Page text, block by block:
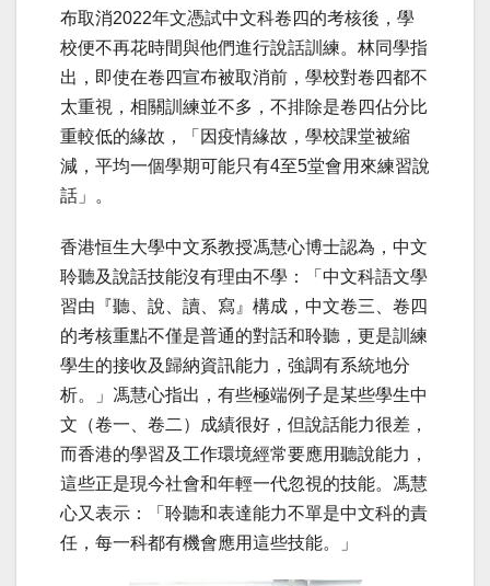
布取消2022年文憑試中文科卷四的考核後，學
校便不再花時間與他們進行說話訓練。林同學指
出，即使在卷四宣布被取消前，學校對卷四都不
太重視，相關訓練並不多，不排除是卷四佔分比
重較低的緣故，「因疫情緣故，學校課堂被縮
減，平均一個學期可能只有4至5堂會用來練習說
話」。
香港恒生大學中文系教授馮慧心博士認為，中文
聆聽及說話技能沒有理由不學：「中文科語文學
習由 『聽、說、讀、寫 』 構成，中文卷三、卷四
的考核重點不僅是普通的對話和聆聽，更是訓練
學生的接收及歸納資訊能力，強調有系統地分
析。」馮慧心指出，有些極端例子是某些學生中
文（卷一、卷二）成績很好，但說話能力很差，
而香港的學習及工作環境經常要應用聽說能力，
這些正是現今社會和年輕一代忽視的技能。馮慧
心又表示：「聆聽和表達能力不單是中文科的責
任，每一科都有機會應用這些技能。」